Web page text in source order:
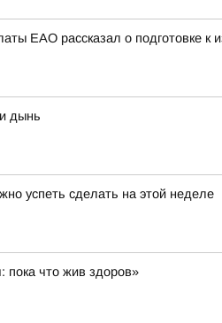
ЕАО рассказал о подготовке к
дынь
успеть сделать на этой неделе
что жив здоров»